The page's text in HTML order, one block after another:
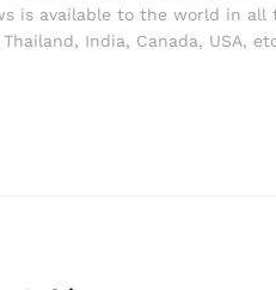
is available to the world in
India, Canada, USA,